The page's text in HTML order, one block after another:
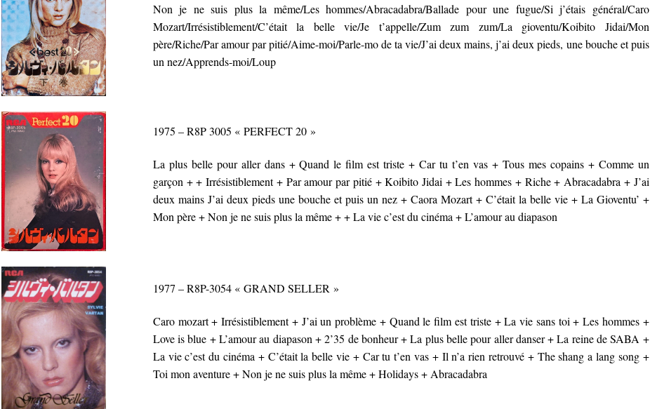
Non je ne suis plus la même/Les hommes/Abracadabra/Ballade pour une fugue/Si j’étais général/Caro
Mozart/Irrésistiblement/C’était la belle vie/Je t’appelle/Zum zum zum/La gioventu/Koibito Jidai/Mon
père/Riche/Par amour par pitié/Aime-moi/Parle-mo de ta vie/J’ai deux mains, j’ai deux pieds, une bouche et puis
un nez/Apprends-moi/Loup
1975 – R8P 3005 « PERFECT 20 »
La plus belle pour aller dans + Quand le film est triste + Car tu t’en vas + Tous mes copains + Comme un
garçon + + Irrésistiblement + Par amour par pitié + Koibito Jidai + Les hommes + Riche + Abracadabra + J’ai
deux mains J’ai deux pieds une bouche et puis un nez + Caora Mozart + C’était la belle vie + La Gioventu’ +
Mon père + Non je ne suis plus la même + + La vie c’est du cinéma + L’amour au diapason
1977 – R8P-3054 « GRAND SELLER »
Caro mozart + Irrésistiblement + J’ai un problème + Quand le film est triste + La vie sans toi + Les hommes +
Love is blue + L’amour au diapason + 2’35 de bonheur + La plus belle pour aller danser + La reine de SABA +
La vie c’est du cinéma + C’était la belle vie + Car tu t’en vas + Il n’a rien retrouvé + The shang a lang song +
Toi mon aventure + Non je ne suis plus la même + Holidays + Abracadabra